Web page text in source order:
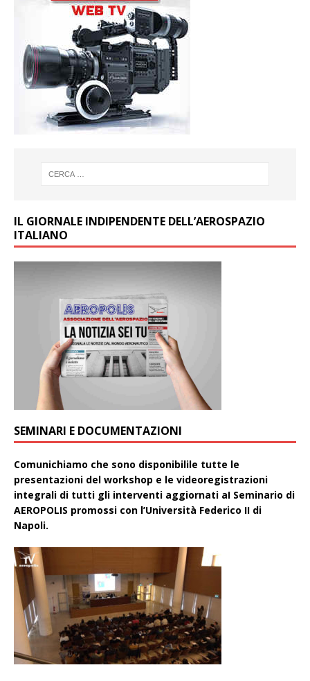
IL GIORNALE INDIPENDENTE DELL’AEROSPAZIO
ITALIANO
SEMINARI E DOCUMENTAZIONI
Comunichiamo che sono disponibilile tutte le
presentazioni del workshop e le videoregistrazioni
integrali di tutti gli interventi aggiornati aI Seminario di
AEROPOLIS promossi con l’Università Federico II di
Napoli.